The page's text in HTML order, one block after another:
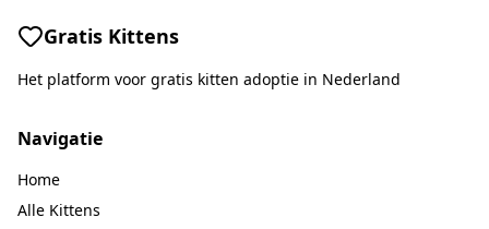
Gratis Kittens
Het platform voor gratis kitten adoptie in Nederland
Navigatie
Home
Alle Kittens